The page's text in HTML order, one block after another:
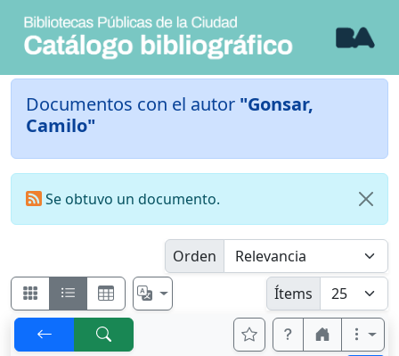
Documentos con el autor "Gonsar,
Camilo"
Se obtuvo un documento.
Orden
Ítems